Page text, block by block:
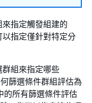
指定觸發組建的
指定僅針對特定分
組來指定哪些
篩選條件群組評估為
的所有篩選條件評估